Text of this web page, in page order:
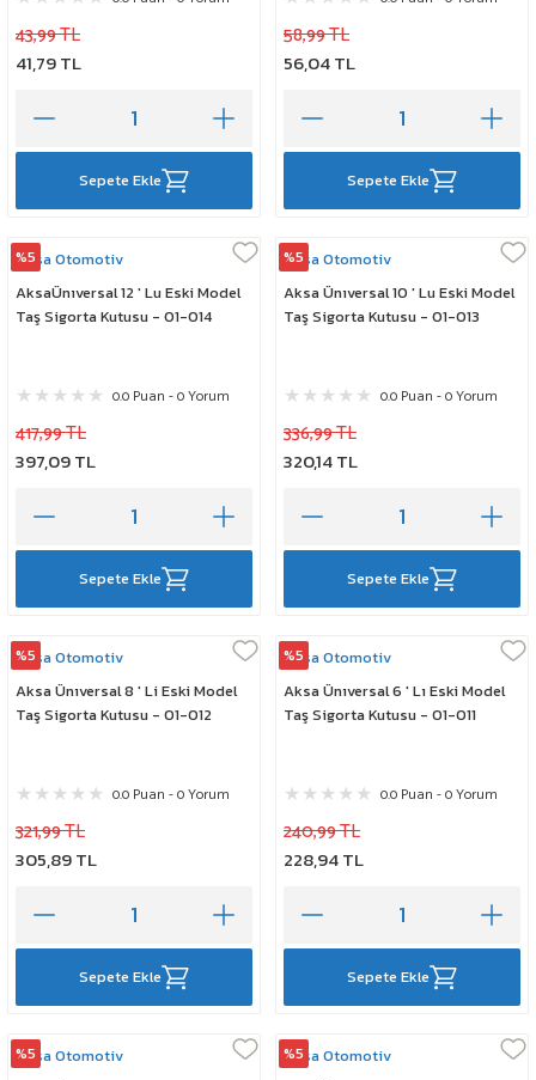
43,99 TL
41,79 TL
Sepete Ekle
58,99 TL
56,04 TL
Sepete Ekle
%5
Aksa Otomotiv
AksaÜnıversal 12 ' Lu Eski Model
Taş Sigorta Kutusu - 01-014
0.0 Puan - 0 Yorum
417,99 TL
397,09 TL
Sepete Ekle
%5
Aksa Otomotiv
Aksa Ünıversal 10 ' Lu Eski Model
Taş Sigorta Kutusu - 01-013
0.0 Puan - 0 Yorum
336,99 TL
320,14 TL
Sepete Ekle
%5
Aksa Otomotiv
Aksa Ünıversal 8 ' Li Eski Model
Taş Sigorta Kutusu - 01-012
0.0 Puan - 0 Yorum
321,99 TL
305,89 TL
Sepete Ekle
%5
Aksa Otomotiv
Aksa Ünıversal 6 ' Lı Eski Model
Taş Sigorta Kutusu - 01-011
0.0 Puan - 0 Yorum
240,99 TL
228,94 TL
Sepete Ekle
%5
Aksa Otomotiv
%5
Aksa Otomotiv